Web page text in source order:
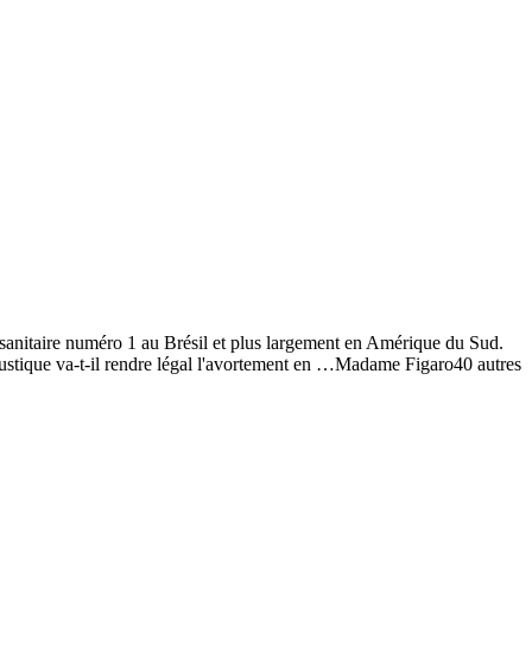
numéro 1 au Brésil et plus largement en Amérique du Sud.
va-t-il rendre légal l'avortement en …Madame Figaro40 autres